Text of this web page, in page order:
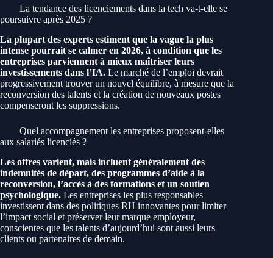
La tendance des licenciements dans la tech va-t-elle se
poursuivre après 2025 ?
La plupart des experts estiment que la vague la plus
intense pourrait se calmer en 2026, à condition que les
entreprises parviennent à mieux maîtriser leurs
investissements dans l’IA. Le marché de l’emploi devrait
progressivement trouver un nouvel équilibre, à mesure que la
reconversion des talents et la création de nouveaux postes
compenseront les suppressions.
Quel accompagnement les entreprises proposent-elles
aux salariés licenciés ?
Les offres varient, mais incluent généralement des
indemnités de départ, des programmes d’aide à la
reconversion, l’accès à des formations et un soutien
psychologique. Les entreprises les plus responsables
investissent dans des politiques RH innovantes pour limiter
l’impact social et préserver leur marque employeur,
conscientes que les talents d’aujourd’hui sont aussi leurs
clients ou partenaires de demain.